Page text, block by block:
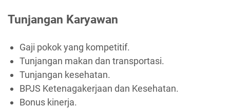
Tunjangan Karyawan
Gaji pokok yang kompetitif.
Tunjangan makan dan transportasi.
Tunjangan kesehatan.
BPJS Ketenagakerjaan dan Kesehatan.
Bonus kinerja.